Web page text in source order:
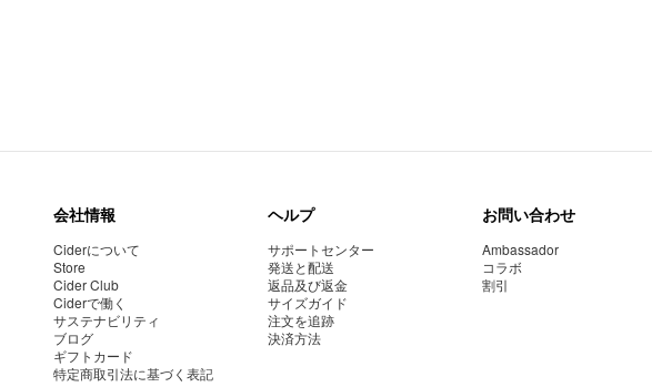
会社情報
Ciderについて
Store
Cider Club
Ciderで働く
サステナビリティ
ブログ
ギフトカード
特定商取引法に基づく表記
ヘルプ
サポートセンター
発送と配送
返品及び返金
サイズガイド
注文を追跡
決済方法
お問い合わせ
Ambassador
コラボ
割引